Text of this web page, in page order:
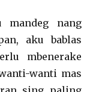
mandeg nang
aku bablas
mbenerake
wanti mas